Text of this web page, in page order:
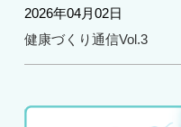
2026年04月02日
健康づくり通信Vol.3